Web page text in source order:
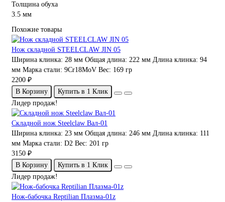
Толщина обуха
3.5 мм
Похожие товары
Нож складной STEELCLAW JIN 05
Ширина клинка: 28 мм Общая длина: 222 мм Длина клинка: 94
мм Марка стали: 9Cr18MoV Вес: 169 гр
2200 ₽
В Корзину
Купить в 1 Клик
Лидер продаж!
Складной нож Steelclaw Вал-01
Ширина клинка: 23 мм Общая длина: 246 мм Длина клинка: 111
мм Марка стали: D2 Вес: 201 гр
3150 ₽
В Корзину
Купить в 1 Клик
Лидер продаж!
Нож-бабочка Reptilian Плазма-01z